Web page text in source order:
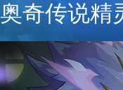
奥奇传说精